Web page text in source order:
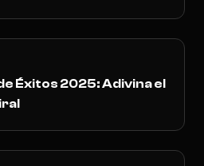
Éxitos 2025: Adivina el